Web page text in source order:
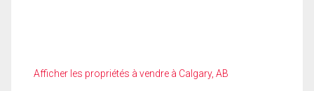
Afficher les propriétés à vendre à Calgary, AB